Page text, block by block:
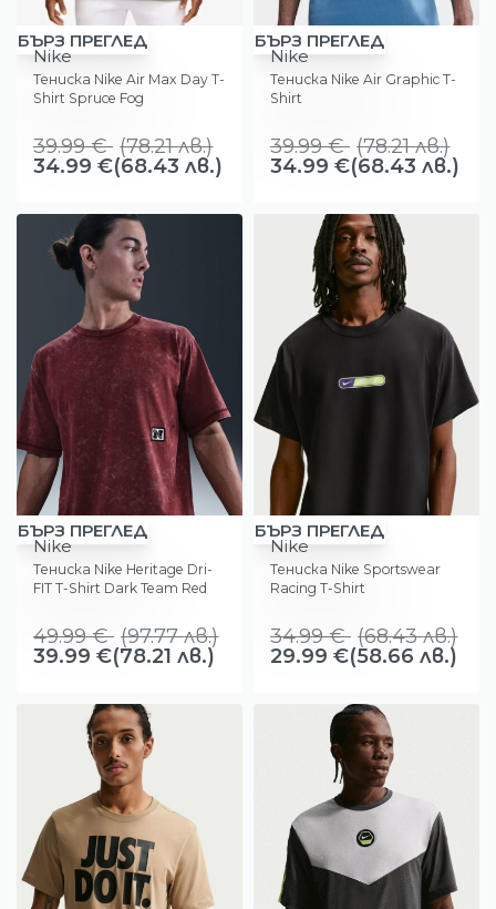
-13%
БЪРЗ ПРЕГЛЕД
Nike
Тениска Nike Air Max Day T-
Shirt Spruce Fog
39.99€ (78.21лв.)
34.99 €(68.43 лв.)
-13%
БЪРЗ ПРЕГЛЕД
Nike
Тениска Nike Air Graphic T-
Shirt
39.99€ (78.21лв.)
34.99 €(68.43 лв.)
-20%
БЪРЗ ПРЕГЛЕД
Nike
Тениска Nike Heritage Dri-
FIT T-Shirt Dark Team Red
49.99€ (97.77лв.)
39.99 €(78.21 лв.)
-14%
БЪРЗ ПРЕГЛЕД
Nike
Тениска Nike Sportswear
Racing T-Shirt
34.99€ (68.43лв.)
29.99 €(58.66 лв.)